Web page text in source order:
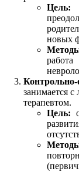
Цель:
новых
занимается
терапевтом.
Цель: